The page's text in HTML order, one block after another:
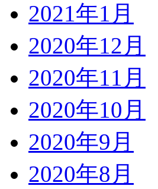
2021年1月
2020年12月
2020年11月
2020年10月
2020年9月
2020年8月